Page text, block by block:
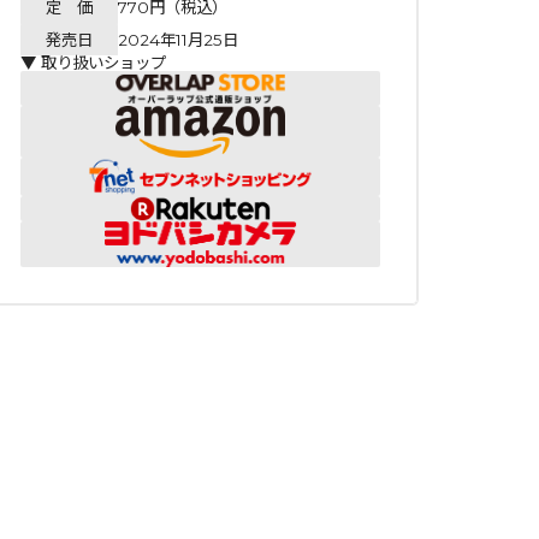
定 価
770円（税込）
発売日
2024年11月25日
▼ 取り扱いショップ